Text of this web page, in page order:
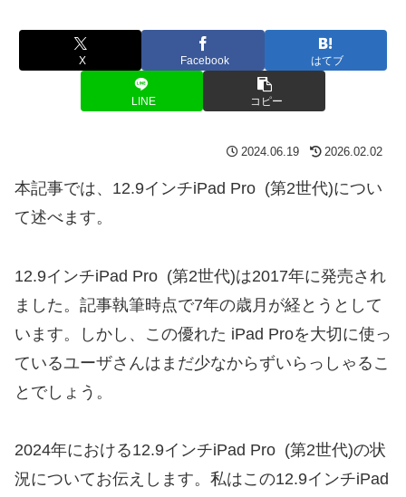
X Facebook はてブ
LINE コピー
2024.06.19 2026.02.02
本記事では、12.9インチiPad Pro (第2世代)につい
て述べます。
12.9インチiPad Pro (第2世代)は2017年に発売され
ました。記事執筆時点で7年の歳月が経とうとして
います。しかし、この優れた iPad Proを大切に使っ
ているユーザさんはまだ少なからずいらっしゃるこ
とでしょう。
2024年における12.9インチiPad Pro (第2世代)の状
況についてお伝えします。私はこの12.9インチiPad